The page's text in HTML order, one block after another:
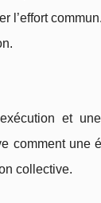
l’effort commun.
et
comment une
collective.